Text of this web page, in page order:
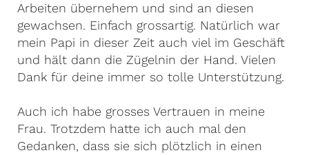
Arbeiten übernehem und sind an diesen
gewachsen. Einfach grossartig. Natürlich war
mein Papi in dieser Zeit auch viel im Geschäft
und hält dann die Zügelnin der Hand. Vielen
Dank für deine immer so tolle Unterstützung.
Auch ich habe grosses Vertrauen in meine
Frau. Trotzdem hatte ich auch mal den
Gedanken, dass sie sich plötzlich in einen